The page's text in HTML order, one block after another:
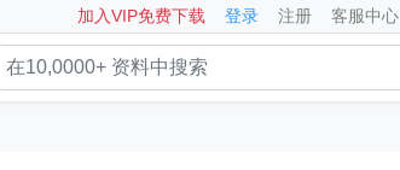
加入VIP免费下载 登录 注册 客服中心